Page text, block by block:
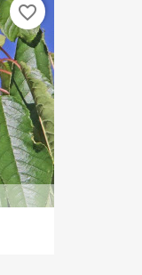
favorite_border